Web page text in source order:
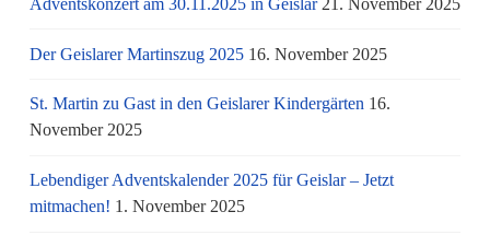
Der Geislarer Martinszug 2025 16. November 2025
St. Martin zu Gast in den Geislarer Kindergärten 16.
November 2025
Lebendiger Adventskalender 2025 für Geislar – Jetzt
mitmachen! 1. November 2025